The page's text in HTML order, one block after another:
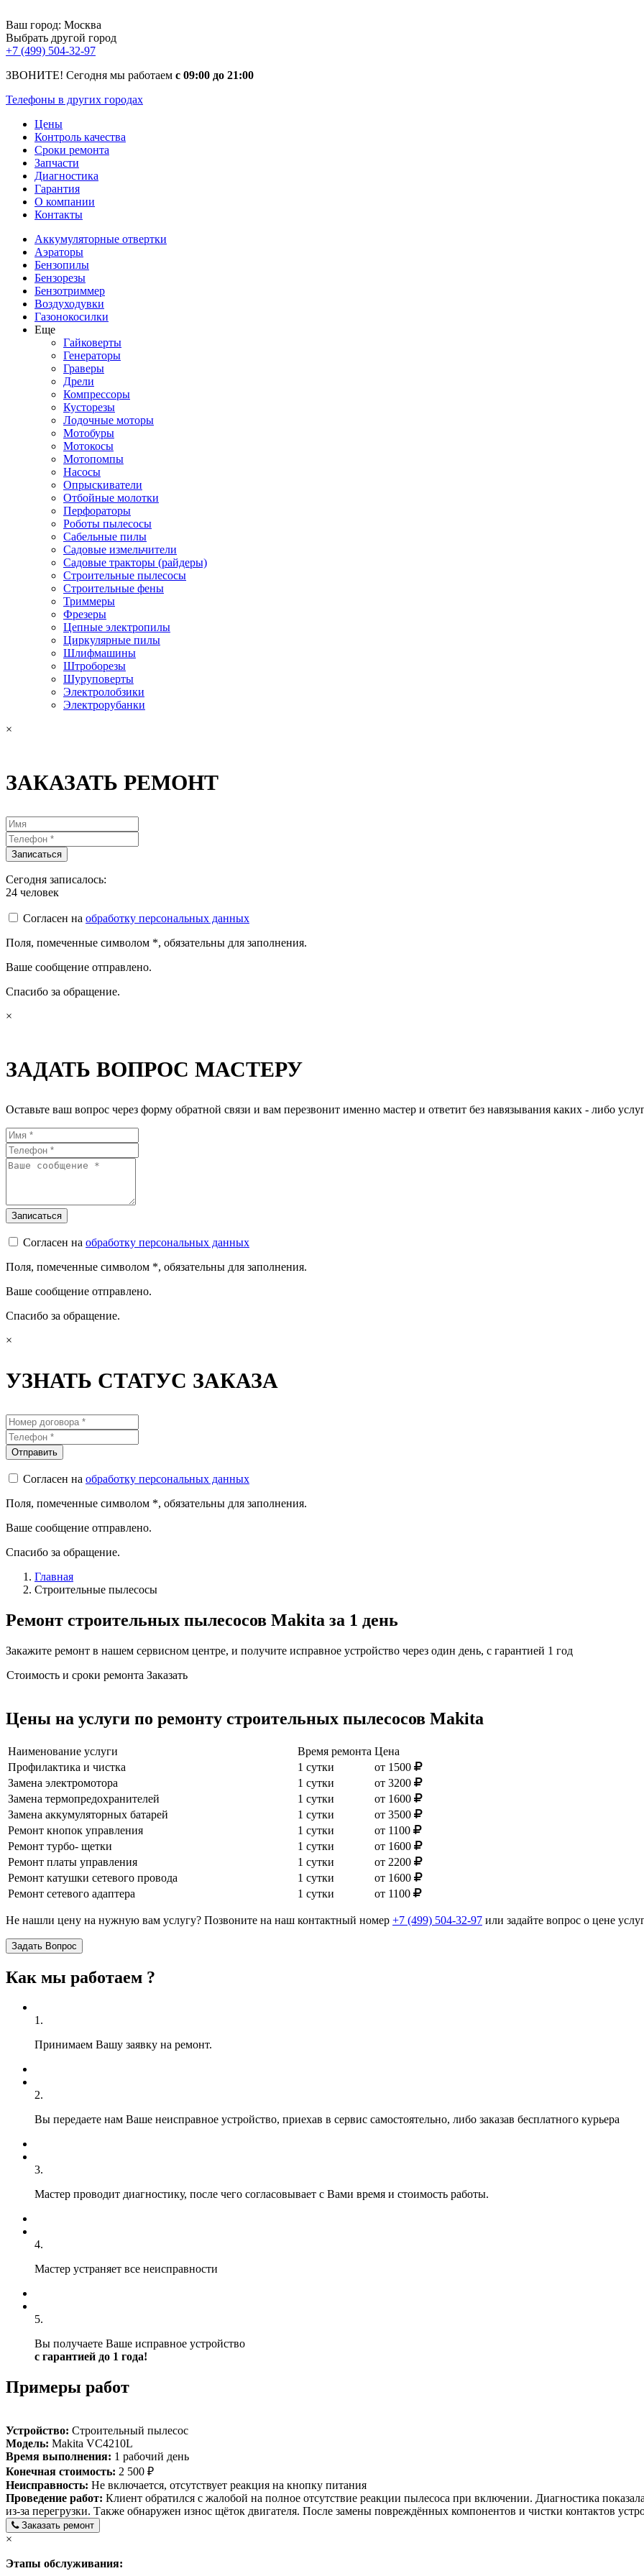
Ваш город: Москва
Выбрать другой город
+7 (499) 504-32-97
ЗВОНИТЕ! Сегодня мы работаем с 09:00 до 21:00
Телефоны в других городах
Цены
Контроль качества
Сроки ремонта
Запчасти
Диагностика
Гарантия
О компании
Контакты
Аккумуляторные отвертки
Аэраторы
Бензопилы
Бензорезы
Бензотриммер
Воздуходувки
Газонокосилки
Еще
Гайковерты
Генераторы
Граверы
Дрели
Компрессоры
Кусторезы
Лодочные моторы
Мотобуры
Мотокосы
Мотопомпы
Насосы
Опрыскиватели
Отбойные молотки
Перфораторы
Роботы пылесосы
Сабельные пилы
Садовые измельчители
Садовые тракторы (райдеры)
Строительные пылесосы
Строительные фены
Триммеры
Фрезеры
Цепные электропилы
Циркулярные пилы
Шлифмашины
Штроборезы
Шуруповерты
Электролобзики
Электрорубанки
×
ЗАКАЗАТЬ РЕМОНТ
Сегодня записалось:
24 человек
Согласен на обработку персональных данных
Поля, помеченные символом *, обязательны для заполнения.
Ваше сообщение отправлено.
Спасибо за обращение.
×
ЗАДАТЬ ВОПРОС МАСТЕРУ
Оставьте ваш вопрос через форму обратной связи и вам перезвонит именно мастер и ответит без навязывания каких - либо
Согласен на обработку персональных данных
Поля, помеченные символом *, обязательны для заполнения.
Ваше сообщение отправлено.
Спасибо за обращение.
×
УЗНАТЬ СТАТУС ЗАКАЗА
Согласен на обработку персональных данных
Поля, помеченные символом *, обязательны для заполнения.
Ваше сообщение отправлено.
Спасибо за обращение.
Главная
Строительные пылесосы
Ремонт строительных пылесосов Makita за 1 день
Закажите ремонт в нашем сервисном центре, и получите исправное устройство через один день, с гарантией 1 год
Стоимость и сроки ремонта Заказать
Цены на услуги по ремонту строительных пылесосов Makita
Наименование услуги Время ремонта Цена
Профилактика и чистка
1 сутки
от 1500
Замена электромотора
1 сутки
от 3200
Замена термопредохранителей
1 сутки
от 1600
Замена аккумуляторных батарей
1 сутки
от 3500
Ремонт кнопок управления
1 сутки
от 1100
Ремонт турбо- щетки
1 сутки
от 1600
Ремонт платы управления
1 сутки
от 2200
Ремонт катушки сетевого провода
1 сутки
от 1600
Ремонт сетевого адаптера
1 сутки от 1100
Не нашли цену на нужную вам услугу? Позвоните на наш контактный номер +7 (499) 504-32-97 или задайте вопрос о цене
Задать Вопрос
Как мы работаем ?
1.
Принимаем Вашу заявку на ремонт.
2.
Вы передаете нам Ваше неисправное устройство, приехав в сервис самостоятельно, либо заказав бесплатного курьера
3.
Мастер проводит диагностику, после чего согласовывает с Вами время и стоимость работы.
4.
Мастер устраняет все неисправности
5.
Вы получаете Ваше исправное устройство
с гарантией до 1 года!
Примеры работ
Устройство: Строительный пылесос
Модель: Makita VC4210L
Время выполнения: 1 рабочий день
Конечная стоимость: 2 500 ₽
Неисправность: Не включается, отсутствует реакция на кнопку питания
Проведение работ: Клиент обратился с жалобой на полное отсутствие реакции пылесоса при включении. Диагностика
из-за перегрузки. Также обнаружен износ щёток двигателя. После замены повреждённых компонентов и чистки контактов
Заказать ремонт
×
Этапы обслуживания: